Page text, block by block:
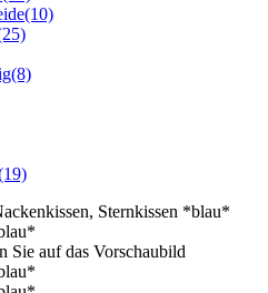
(10)
(8)
Sternkissen *blau*
Sie auf das Vorschaubild